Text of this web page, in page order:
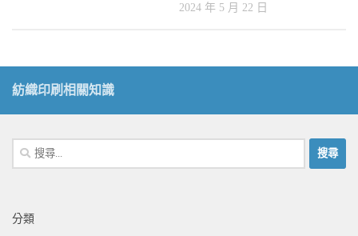
2024 年 5 月 22 日
紡織印刷相關知識
搜
尋
字:
分類